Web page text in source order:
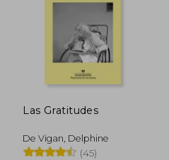
Las Gratitudes
De Vigan, Delphine
(45)